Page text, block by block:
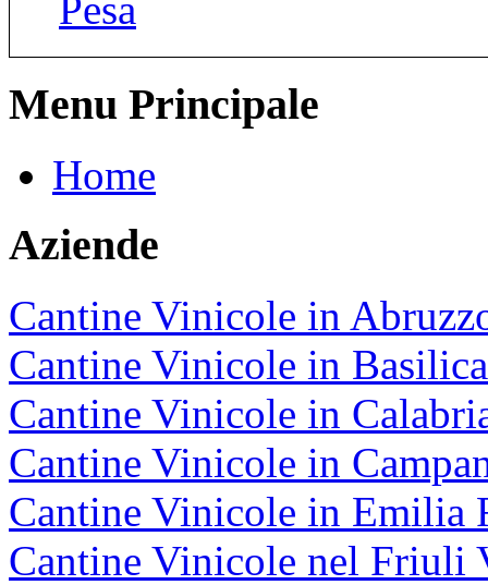
Pesa
Menu Principale
Home
Aziende
Cantine Vinicole in
Cantine Vinicole in
Cantine Vinicole in
Cantine Vinicole in
Cantine Vinicole in Emilia
Cantine Vinicole nel Friuli